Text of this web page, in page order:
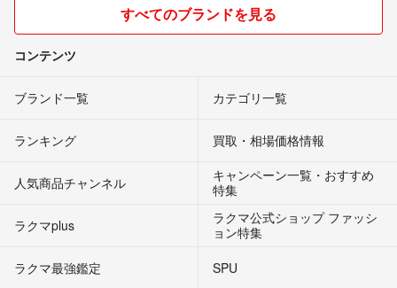
すべてのブランドを見る
コンテンツ
ブランド一覧 カテゴリ一覧
ランキング 買取・相場価格情報
人気商品チャンネル
キャンペーン一覧・おすすめ
特集
ラクマplus
ラクマ公式ショップ ファッシ
ョン特集
ラクマ最強鑑定
SPU